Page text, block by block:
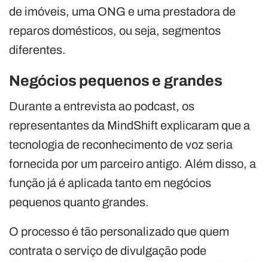
de imóveis, uma ONG e uma prestadora de
reparos domésticos, ou seja, segmentos
diferentes.
Negócios pequenos e grandes
Durante a entrevista ao podcast, os
representantes da MindShift explicaram que a
tecnologia de reconhecimento de voz seria
fornecida por um parceiro antigo. Além disso, a
função já é aplicada tanto em negócios
pequenos quanto grandes.
O processo é tão personalizado que quem
contrata o serviço de divulgação pode